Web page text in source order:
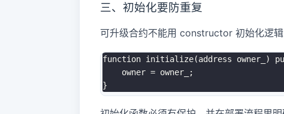
三、初始化要防重复
可升级合约不能用 constructor 初始化逻
function initialize(address owner_)
    owner = owner_;